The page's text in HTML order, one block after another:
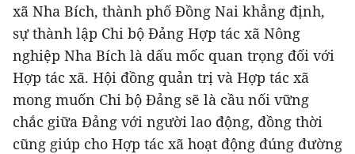
xã Nha Bích, thành phố Đồng Nai khẳng định,
sự thành lập Chi bộ Đảng Hợp tác xã Nông
nghiệp Nha Bích là dấu mốc quan trọng đối với
Hợp tác xã. Hội đồng quản trị và Hợp tác xã
mong muốn Chi bộ Đảng sẽ là cầu nối vững
chắc giữa Đảng với người lao động, đồng thời
cũng giúp cho Hợp tác xã hoạt động đúng đường